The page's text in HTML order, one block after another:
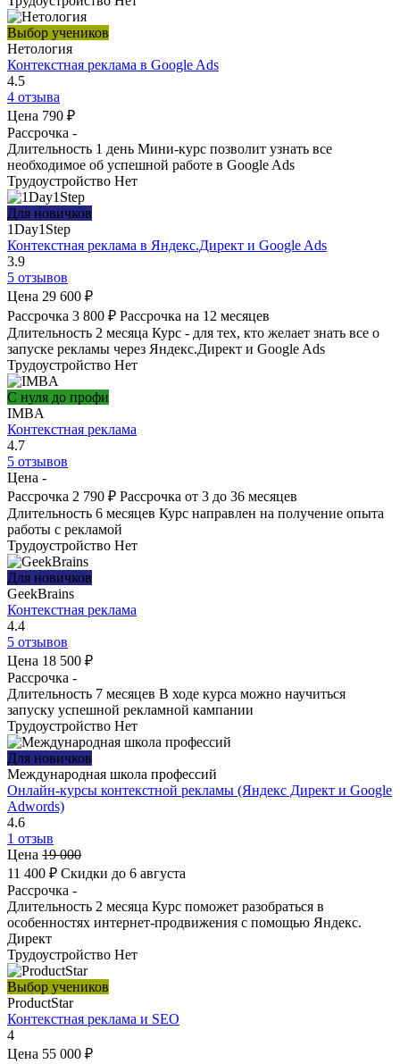
Выбор учеников
Нетология
Контекстная реклама в Google Ads
4.5
4 отзыва
Цена 790 ₽
Рассрочка -
Длительность 1 день Мини-курс позволит узнать все
необходимое об успешной работе в Google Ads
Трудоустройство Нет
Для новичков
1Day1Step
Контекстная реклама в Яндекс.Директ и Google Ads
3.9
5 отзывов
Цена 29 600 ₽
Рассрочка 3 800 ₽ Рассрочка на 12 месяцев
Длительность 2 месяца Курс - для тех, кто желает знать все о
запуске рекламы через Яндекс.Директ и Google Ads
Трудоустройство Нет
С нуля до профи
IMBA
Контекстная реклама
4.7
5 отзывов
Цена -
Рассрочка 2 790 ₽ Рассрочка от 3 до 36 месяцев
Длительность 6 месяцев Курс направлен на получение опыта
работы с рекламой
Трудоустройство Нет
Для новичков
GeekBrains
Контекстная реклама
4.4
5 отзывов
Цена 18 500 ₽
Рассрочка -
Длительность 7 месяцев В ходе курса можно научиться
запуску успешной рекламной кампании
Трудоустройство Нет
Для новичков
Международная школа профессий
Онлайн-курсы контекстной рекламы (Яндекс Директ и Google
Adwords)
4.6
1 отзыв
Цена 19 000
11 400 ₽ Скидки до 6 августа
Рассрочка -
Длительность 2 месяца Курс поможет разобраться в
особенностях интернет-продвижения с помощью Яндекс.
Директ
Трудоустройство Нет
Выбор учеников
ProductStar
Контекстная реклама и SEO
4
Цена 55 000 ₽